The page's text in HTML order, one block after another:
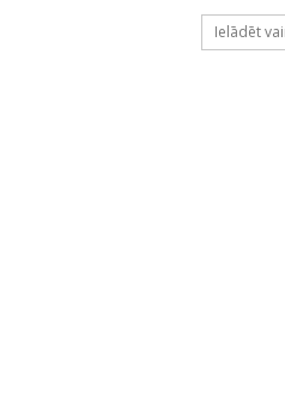
Ielādēt